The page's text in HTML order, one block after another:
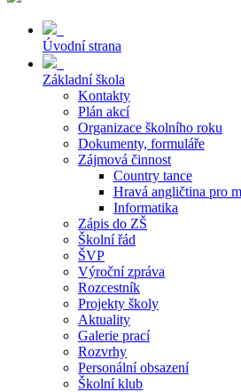
Úvodní strana
Základní škola
Kontakty
Plán akcí
Organizace školního roku
Dokumenty, formuláře
Zájmová činnost
Country tance
Hravá angličtina pro
Informatika
Zápis do ZŠ
Školní řád
ŠVP
Výroční zpráva
Rozcestník
Projekty školy
Aktuality
Galerie prací
Rozvrhy
Personální obsazení
Školní klub